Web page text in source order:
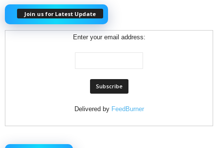
Join us for Latest Update
Enter your email address:
Delivered by FeedBurner